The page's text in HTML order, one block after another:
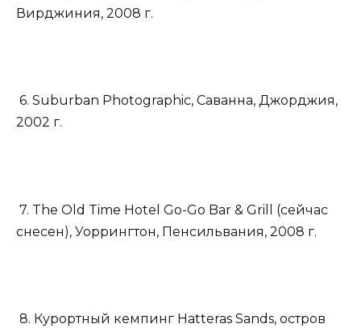
Вирджиния, 2008 г.
6. Suburban Photographic, Саванна, Джорджия,
2002 г.
7. The Old Time Hotel Go-Go Bar & Grill (сейчас
снесен), Уоррингтон, Пенсильвания, 2008 г.
8. Курортный кемпинг Hatteras Sands, остров